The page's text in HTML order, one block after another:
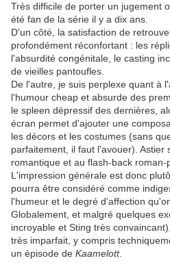
Très difficile de porter un jugement
été fan de la série il y a dix ans.
D'un côté, la satisfaction de
profondément réconfortant : les
l'absurdité congénitale, le casting
de vieilles pantoufles.
De l'autre, je suis perplexe quant à
l'humour cheap et absurde des
le spleen dépressif des dernières,
écran permet d'ajouter une
les décors et les costumes (sans
parfaitement, il faut l'avouer). Astier
romantique et au flash-back roman-
L'impression générale est donc
pourra être considéré comme
l'humeur et le degré d'affection
Globalement, et malgré quelques
incroyable et Sting très
très imparfait, y compris
un épisode de Kaamelott.